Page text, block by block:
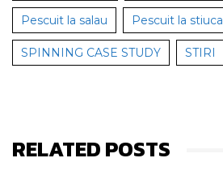
Pescuit la salau Pescuit la stiuca
SPINNING CASE STUDY STIRI
RELATED POSTS